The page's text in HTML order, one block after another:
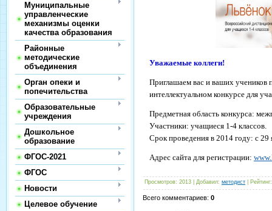
Муниципальные
управленческие
механизмы оценки
качества образования
Районные
методические
объединения
Орган опеки и
попечительства
Образовательные
учреждения
Дошкольное
образование
ФГОС-2021
ФГОС
Новости
Целевое обучение
Уважаемые коллеги!
Приглашаем вас и ваших учеников
интеллектуальном конкурсе для
Предметная область конкурса:
Участники: учащиеся 1-4 классов.
Срок проведения в 2014 году: с 29
Адрес сайта для регистрации:
Просмотров: 2013 Добавил: методист Рейтинг:
Всего комментариев: 0